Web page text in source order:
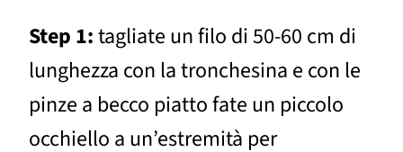
Step 1:tagliate un filo di 50-60 cm di
lunghezza con la tronchesina e con le
pinze a becco piatto fate un piccolo
occhiello a un’estremità per